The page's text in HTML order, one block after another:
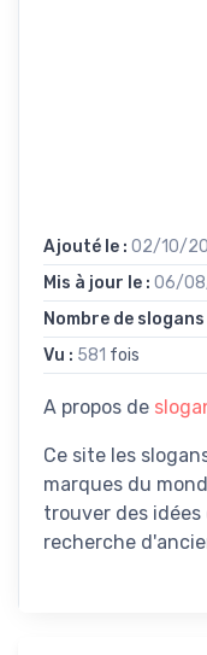
Ajouté le : 02/10/
Mis à jour le : 06/
Nombre de slogans
Vu : 581 fois
A propos de
Ce site les
marques du
trouver des idées
recherche